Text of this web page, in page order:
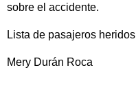
sobre el accidente.
Lista de pasajeros heridos
Mery Durán Roca